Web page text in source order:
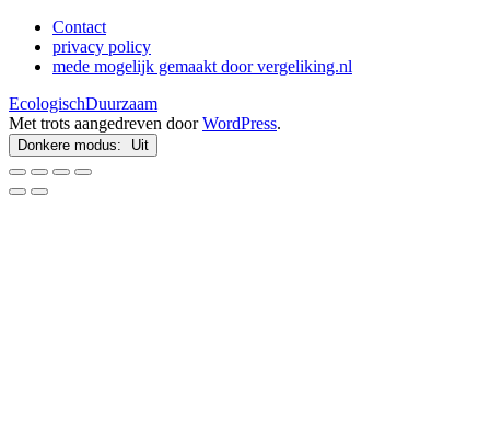
Contact
privacy policy
mede mogelijk gemaakt door vergeliking.nl
EcologischDuurzaam
Met trots aangedreven doorWordPress.
Donkere modus: